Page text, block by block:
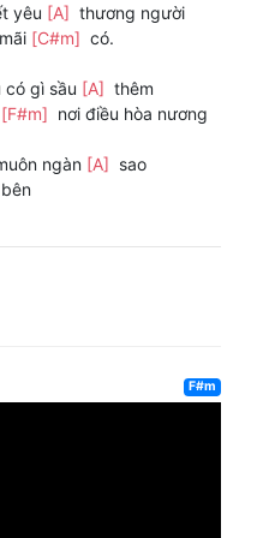
yêu [A] thương người
[C#m] có.
có gì sầu [A] thêm
[F#m] nơi điều hòa nương
ngàn [A] sao
F#m